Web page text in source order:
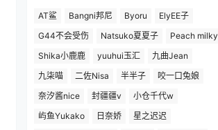
AT鲨 Bangni邦尼 Byoru
ElyEE子
G44不会受伤
Natsuko夏夏子
Peach milky
Shika小鹿鹿
yuuhui玉汇
九曲Jean
九柒喵
二佐Nisa 半半子
咬一口兔娘
奈汐酱nice
封疆疆v
小仓千代w
屿鱼Yukako
日奈娇
星之迟迟